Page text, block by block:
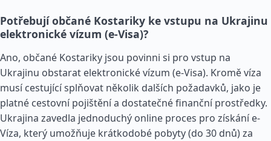
Potřebují občané Kostariky ke vstupu na Ukrajinu
elektronické vízum (e-Visa)?
Ano, občané Kostariky jsou povinni si pro vstup na
Ukrajinu obstarat elektronické vízum (e-Visa). Kromě víza
musí cestující splňovat několik dalších požadavků, jako je
platné cestovní pojištění a dostatečné finanční prostředky.
Ukrajina zavedla jednoduchý online proces pro získání e-
Víza, který umožňuje krátkodobé pobyty (do 30 dnů) za